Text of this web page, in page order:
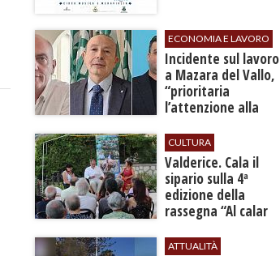
ECONOMIA E LAVORO
​Incidente sul lavoro
a Mazara del Vallo,
“prioritaria
l’attenzione alla
CULTURA
Valderice. Cala il
sipario sulla 4ª
edizione della
rassegna “Al calar
autori”
ATTUALITÀ